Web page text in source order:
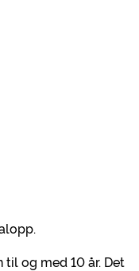
og med 10 år. Det